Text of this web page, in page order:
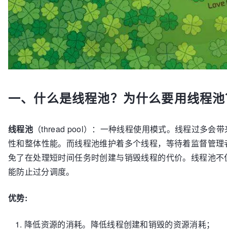
一、什么是线程池？为什么要用线程
线程池 （thread pool）：一种线程使用模式。线程过多会
性和整体性能。而线程池维护着多个线程，等待着监督管
免了在处理短时间任务时创建与销毁线程的代价。线程池
能防止过分调度。
优势:
降低资源的消耗。降低线程创建和销毁的资源消耗；